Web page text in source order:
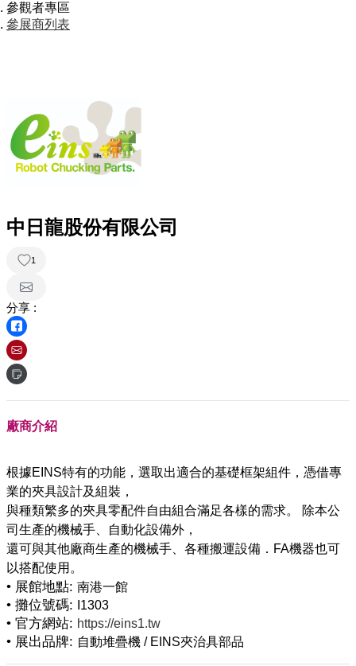
參觀者專區
參展商列表
中日龍股份有限公司
1
分享 :
廠商介紹
根據EINS特有的功能，選取出適合的基礎框架組件，憑借專
業的夾具設計及組裝，
與種類繁多的夾具零配件自由組合滿足各樣的需求。 除本公
司生產的機械手、自動化設備外，
還可與其他廠商生產的機械手、各種搬運設備．FA機器也可
• 展館地點: 南港一館
• 攤位號碼: I1303
• 官方網站: https://eins1.tw
• 展出品牌: 自動堆疊機 / EINS夾治具部品